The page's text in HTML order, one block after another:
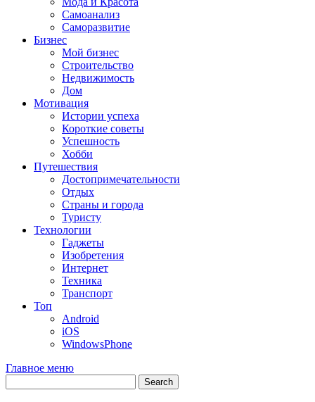
Самоанализ
Саморазвитие
Бизнес
Мой бизнес
Строительство
Недвижимость
Дом
Мотивация
Истории успеха
Короткие советы
Успешность
Хобби
Путешествия
Достопримечательности
Отдых
Страны и города
Туристу
Технологии
Гаджеты
Изобретения
Интернет
Техника
Транспорт
Топ
Android
iOS
WindowsPhone
Главное меню